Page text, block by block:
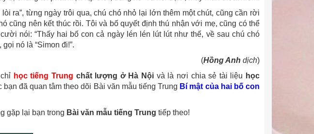
ra”, từng ngày trôi qua, chú chó nhỏ lại lớn thêm một chút, cũng cần rời
cũng nên kết thúc rồi. Tôi và bố quyết định thú nhận với mẹ, cũng có thể
nói: “Thấy hai bố con cả ngày lén lén lút lút như thế, về sau chú chó
nó là “Simon đi!”.
(Hồng Anh dịch)
học tiếng Trung chất lượng ở Hà Nội và là nơi chia sẻ tài liệu học
bạn đã quan tâm theo dõi Bài văn mẫu tiếng Trung Bí mật của hai bố con
gặp lại bạn trong Bài văn mẫu tiếng Trung tiếp theo!